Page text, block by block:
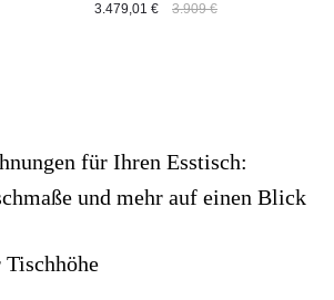
3.479,01 € 3.909 €
für Ihren Esstisch:
und mehr auf einen Blick
Tischhöhe